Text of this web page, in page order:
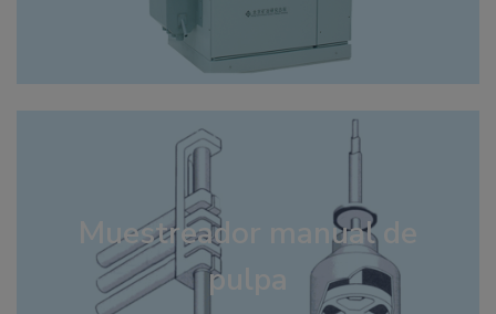
Muestreador manual de
pulpa